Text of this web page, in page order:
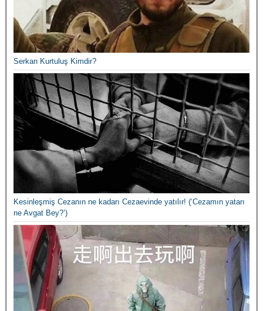
Serkan Kurtuluş Kimdir?
Kesinleşmiş Cezanın ne kadarı Cezaevinde yatılır! (‘Cezamın yatarı
ne Avgat Bey?’)